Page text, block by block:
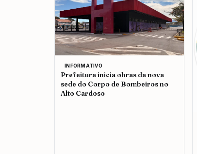
INFORMATIVO
Prefeitura inicia obras da nova
sede do Corpo de Bombeiros no
Alto Cardoso